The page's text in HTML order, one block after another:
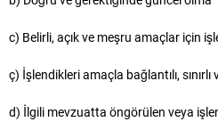
c) Belirli, açık ve meşru amaçlar için
ç) İşlendikleri amaçla bağlantılı,
d) İlgili mevzuatta öngörülen veya